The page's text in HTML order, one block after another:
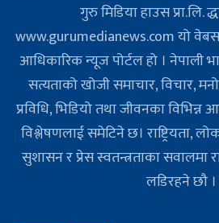
गुरु मिडिया हाउस प्रा.लि.
www.gurumedianews.com यो
आधिकारिक न्यूज पोर्टल हो । नेपाली
सत्यताको खोजी समाचार, विचार,
प्रविधि, भिडियो तथा जीवनका
विश्लेषणलाई समेटिने छ। राष्ट्रियता,
सुशासन र प्रेस स्वतन्त्रताका सवालमा
लडिरहने छौ ।